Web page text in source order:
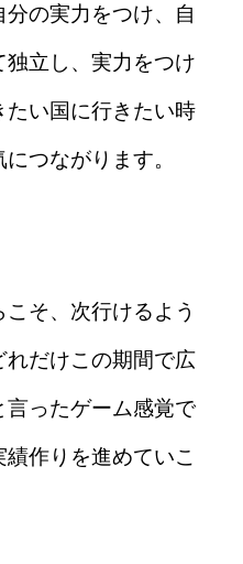
の実力をつけ、自
立し、実力をつけ
い国に行きたい時
つながります。
そ、次行けるよう
だけこの期間で広
ったゲーム感覚で
作りを進めていこ